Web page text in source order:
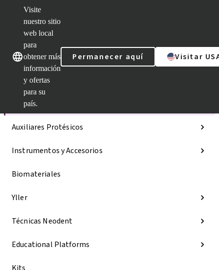
Visite
nuestro sitio
web local
para
obtener más
información
y ofertas
para su
país.
Permanecer aquí Visitar
Categorías
Líneas de implantes
Auxiliares Protésicos
Instrumentos y Accesorios
Biomateriales
Yller
Técnicas Neodent
Educational Platforms